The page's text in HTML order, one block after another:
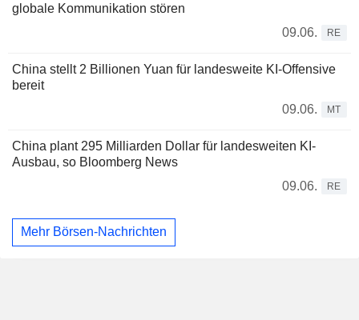
globale Kommunikation stören
09.06.
RE
China stellt 2 Billionen Yuan für landesweite KI-Offensive
bereit
09.06.
MT
China plant 295 Milliarden Dollar für landesweiten KI-
Ausbau, so Bloomberg News
09.06.
RE
Mehr Börsen-Nachrichten